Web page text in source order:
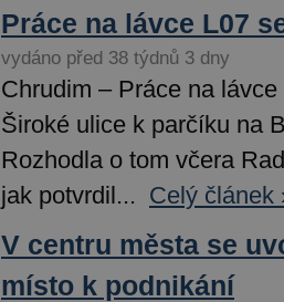
Práce na lávce L07
vydáno před 38 týdnů 3 dny
Chrudim – Práce na
Široké ulice k parčíku na
Rozhodla o tom včera
jak potvrdil... Celý článek
V centru města se
místo k podnikání